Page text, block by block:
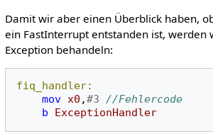
Damit wir aber einen Überblick haben,
ein FastInterrupt entstanden ist, werden
Exception behandeln:
fiq_handler:
mov x0 ,#3 //Fehlercode
b
ExceptionHandler